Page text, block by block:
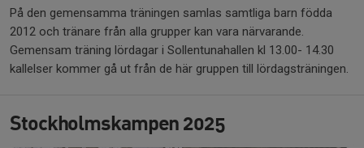
På den gemensamma träningen samlas samtliga barn födda
2012 och tränare från alla grupper kan vara närvarande.
Gemensam träning lördagar i Sollentunahallen kl 13.00- 14.30
kallelser kommer gå ut från de här gruppen till lördagsträningen.
Stockholmskampen 2025